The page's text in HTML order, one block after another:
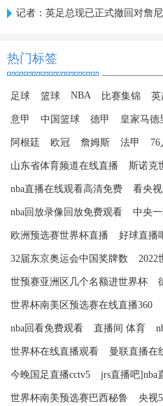
记者：英足总现已正式撤回对詹
热门标签
足球 篮球 NBA 比赛集锦 英
意甲 中国篮球 德甲 皇家马德
阿根廷 欧冠 詹姆斯 法甲 76
山东省体育频道在线直播 斯诺克
nba直播在线观看高清免费 看央
nba回放录像回放免费观看 中央
欧洲预选赛世界杯直播 好球直播
32届东京奥运会中国奖牌数 2022
世预赛亚洲区几个名额进世界杯
世界杯南美区预选赛在线直播360
nba回看免费观看 直播间 体育
世界杯在线直播观看 曼联直播在
今晚国足直播cctv5 jrs直播吧]nba
世界杯南美预选赛巴西秘鲁 央视